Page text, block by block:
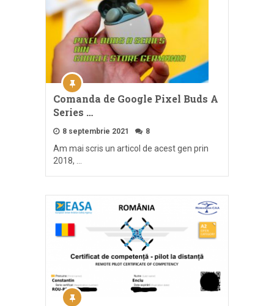
Comanda de Google Pixel Buds A
Series …
8 septembrie 2021 8
Am mai scris un articol de acest gen prin
2018, …